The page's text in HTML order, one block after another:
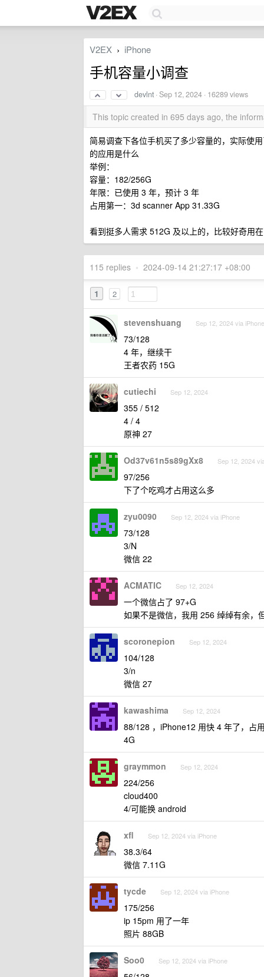
V2EX › iPhone
手机容量小调查
devlnt ·Sep 12, 2024 · 16289 views
This topic created in 695 days ago, the
简易调查下各位手机买了多少容量的，实际使
的应用是什么
举例：
容量：182/256G
年限：已使用 3 年，预计 3 年
占用第一：3d scanner App 31.33G
看到挺多人需求 512G 及以上的，比较好奇用
115 replies • 2024-09-14 21:27:17 +08:00
1 2
stevenshuang Sep 12, 2024 via iPhone
73/128
4 年，继续干
王者农药 15G
cutiechi Sep 12, 2024
355 / 512
4 / 4
原神 27
Od37v61n5s89gXx8 Sep 12, 2024
97/256
下了个吃鸡才占用这么多
zyu0090 Sep 12, 2024 via iPhone
73/128
3/N
微信 22
ACMATIC Sep 12, 2024
一个微信占了 97+G
如果不是微信，我用 256 绰绰有余，
scoronepion Sep 12, 2024
104/128
3/n
微信 27
kawashima Sep 12, 2024
88/128 ，iPhone12 用快 4 年了，占
4G
graymmon Sep 12, 2024
224/256
cloud400
4/可能换 android
xfl Sep 12, 2024 via iPhone
38.3/64
微信 7.11G
tycde Sep 12, 2024 via iPhone
175/256
ip 15pm 用了一年
照片 88GB
Soo0 Sep 12, 2024 via iPhone